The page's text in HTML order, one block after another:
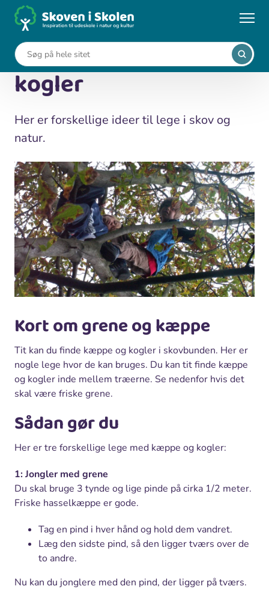
... Aktiviteter Lege med kæppe og kogler
Lege med kæppe og
kogler
Her er forskellige ideer til lege i skov og
natur.
Kort om grene og kæppe
Tit kan du finde kæppe og kogler i skovbunden. Her er
nogle lege hvor de kan bruges. Du kan tit finde kæppe
og kogler inde mellem træerne. Se nedenfor hvis det
skal være friske grene.
Sådan gør du
Her er tre forskellige lege med kæppe og kogler:
1: Jongler med grene
Du skal bruge 3 tynde og lige pinde på cirka 1/2 meter.
Friske hasselkæppe er gode.
Tag en pind i hver hånd og hold dem vandret.
Læg den sidste pind, så den ligger tværs over de
to andre.
Nu kan du jonglere med den pind, der ligger på tværs.